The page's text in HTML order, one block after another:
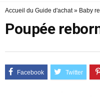
Accueil du Guide d'achat» Baby
Poupée